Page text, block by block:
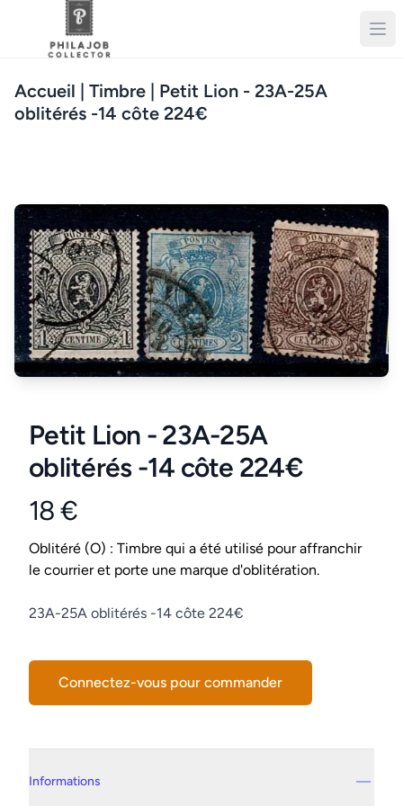
Accueil | Timbre | Petit Lion - 23A-25A
oblitérés -14 côte 224€
Petit Lion - 23A-25A
oblitérés -14 côte 224€
Product information
18 €
Conditions
Oblitéré (O) : Timbre qui a été utilisé pour affranchir
le courrier et porte une marque d'oblitération.
Description
23A-25A oblitérés -14 côte 224€
Connectez-vous pour commander
Informations